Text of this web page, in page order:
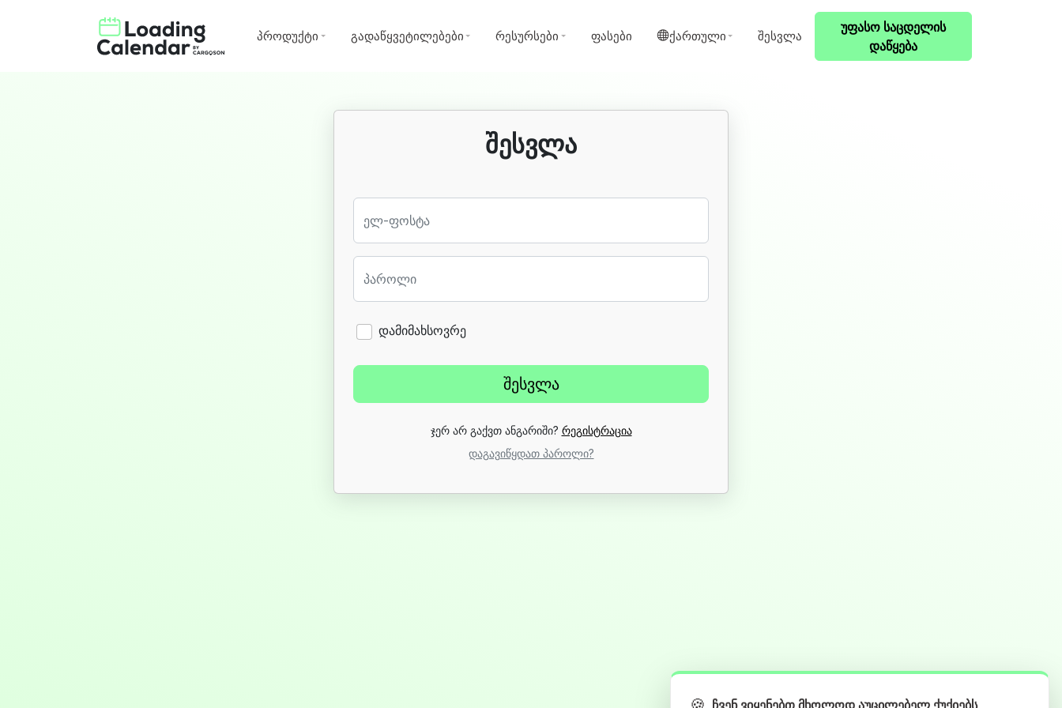
პროდუქტი გადაწყვეტილებები რესურსები ფასები ქართული შესვლა
უფასო საცდელის
დაწყება
შესვლა
ელ-ფოსტა
პაროლი
დამიმახსოვრე
ჯერ არ გაქვთ ანგარიში? რეგისტრაცია
დაგავიწყდათ პაროლი?
ჩვენ ვიყენებთ მხოლოდ აუცილებელ ქუქიებს